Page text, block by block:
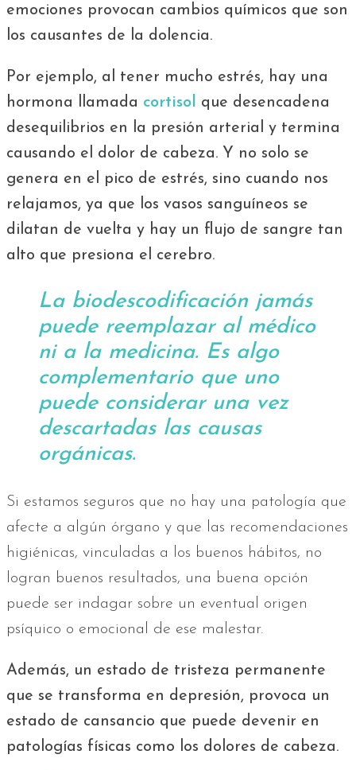
emociones provocan cambios químicos que son
los causantes de la dolencia.
Por ejemplo, al tener mucho estrés, hay una
hormona llamada cortisol
que desencadena
desequilibrios en la presión arterial y termina
causando el dolor de cabeza. Y no solo se
genera en el pico de estrés, sino cuando nos
relajamos, ya que los vasos sanguíneos se
dilatan de vuelta y hay un flujo de sangre tan
alto que presiona el cerebro.
La biodescodificación jamás
puede reemplazar al médico
ni a la medicina. Es algo
complementario que uno
puede considerar una vez
descartadas las causas
orgánicas.
Si estamos seguros que no hay una patología que
afecte a algún órgano y que las recomendaciones
higiénicas, vinculadas a los buenos hábitos, no
logran buenos resultados, una buena opción
puede ser indagar sobre un eventual origen
psíquico o emocional de ese malestar.
Además, un estado de tristeza permanente
que se transforma en depresión, provoca un
estado de cansancio que puede devenir en
patologías físicas como los dolores de cabeza.